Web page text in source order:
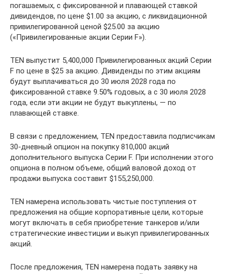
погашаемых, с фиксированной и плавающей ставкой
дивидендов, по цене $1.00 за акцию, с ликвидационной
привилегированной ценой $25.00 за акцию
(«Привилегированные акции Серии F»).
TEN выпустит 5,400,000 Привилегированных акций Серии
F по цене в $25 за акцию. Дивиденды по этим акциям
будут выплачиваться до 30 июля 2028 года по
фиксированной ставке 9.50% годовых, а с 30 июля 2028
года, если эти акции не будут выкуплены, — по
плавающей ставке.
В связи с предложением, TEN предоставила подписчикам
30-дневный опцион на покупку 810,000 акций
дополнительного выпуска Серии F. При исполнении этого
опциона в полном объеме, общий валовой доход от
продажи выпуска составит $155,250,000.
TEN намерена использовать чистые поступления от
предложения на общие корпоративные цели, которые
могут включать в себя приобретение танкеров и/или
стратегические инвестиции и выкуп привилегированных
акций.
После предложения, TEN намерена подать заявку на